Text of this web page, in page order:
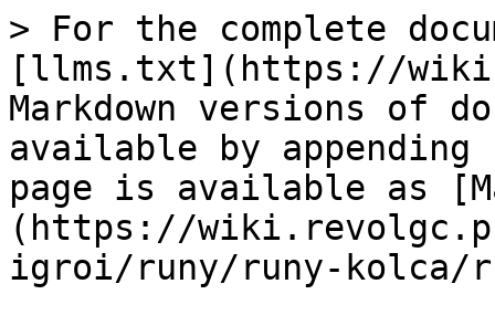
> For the complete
[llms.txt](https://
Markdown versions of
available by
page is available as
(https://
igroi/runy/runy-kolca/